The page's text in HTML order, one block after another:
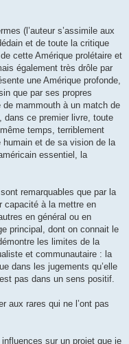
(l’auteur s’assimile aux
et de toute la critique
cette Amérique prolétaire et
également très drôle par
une Amérique profonde,
que par ses propres
de mammouth à un match de
dans ce premier livre, toute
temps, terriblement
humain et de sa vision de la
essentiel, la
remarquables que par la
capacité à la mettre en
en général ou en
principal, dont on connait le
les limites de la
et communautaire : la
dans les jugements qu’elle
pas dans un sens positif.
aux rares qui ne l’ont pas
sur un projet que je